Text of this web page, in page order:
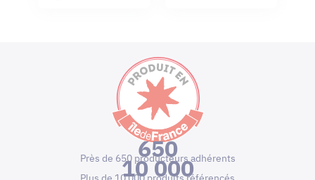
650
Près de 650 producteurs adhérents
10 000